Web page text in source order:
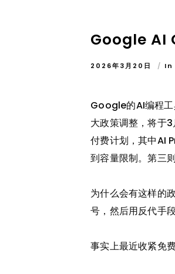
Google AI
2026年3月20日
Google的AI编程
大政策调整，将于
付费计划，其中AI
到容量限制。第三
为什么会有这样的
号，然后用反代手
事实上最近收紧免